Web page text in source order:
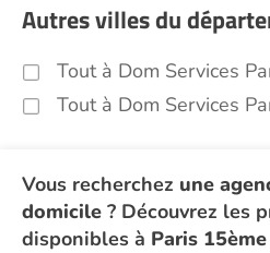
Autres villes du
Tout à Dom Services
Tout à Dom Services
Vous recherchez une
domicile ? Découvrez les
disponibles à Paris